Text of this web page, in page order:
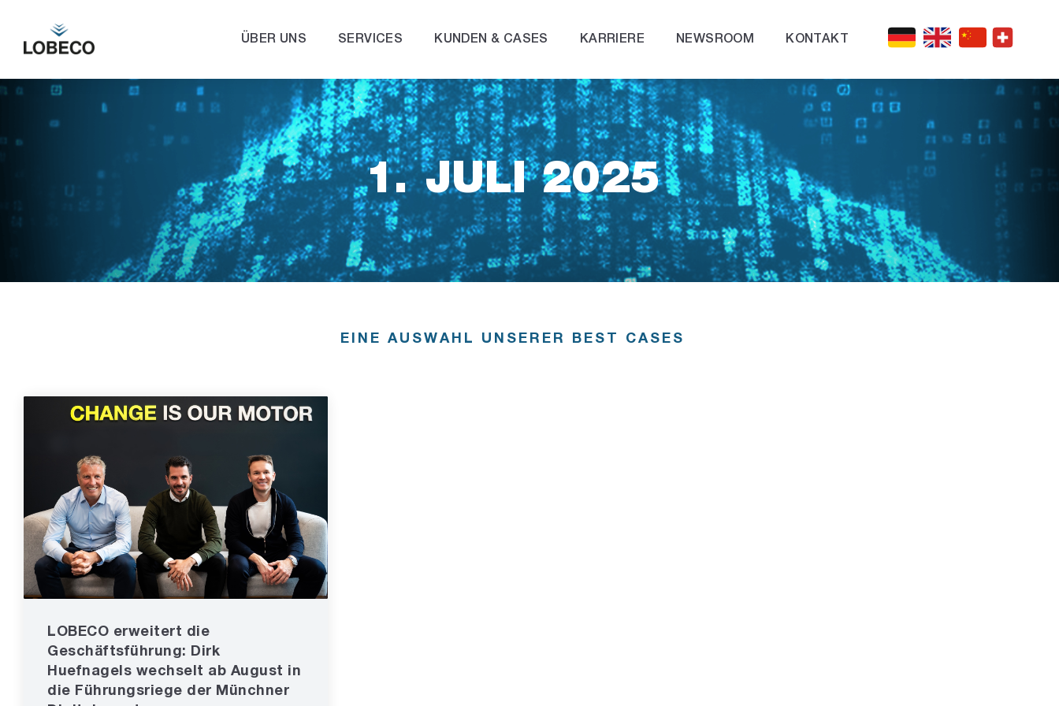
ÜBER UNS SERVICES KUNDEN & CASES KARRIERE NEWSROOM KONTAKT
1. JULI 2025
EINE AUSWAHL UNSERER BEST CASES
LOBECO erweitert die
Geschäftsführung: Dirk
Huefnagels wechselt ab August in
die Führungsriege der Münchner